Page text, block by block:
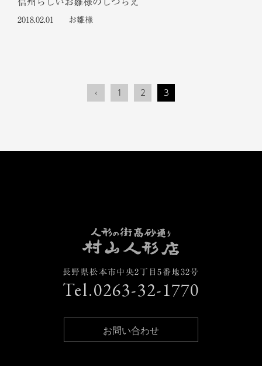
信州らしいお雛様のしつらえ
2018.02.01 お雛様
‹ 1 2 3
長野県松本市中央2丁目5番地32号
Tel.0263-32-1770
お問い合わせ